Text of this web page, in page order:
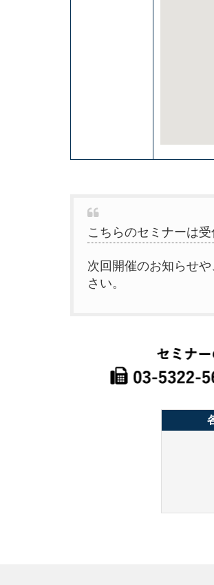
こちらのセミナーは受
次回開催のお知らせ
さい。